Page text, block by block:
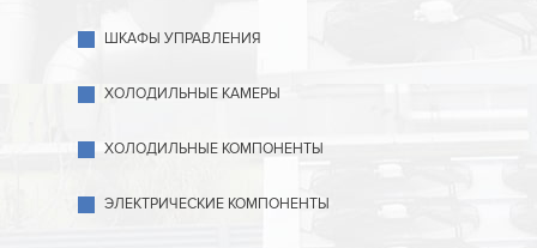
ШКАФЫ УПРАВЛЕНИЯ
ХОЛОДИЛЬНЫЕ КАМЕРЫ
ХОЛОДИЛЬНЫЕ КОМПОНЕНТЫ
ЭЛЕКТРИЧЕСКИЕ КОМПОНЕНТЫ